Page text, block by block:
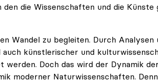
die Wissenschaften und die Künste
Wandel zu begleiten. Durch Analysen
künstlerischer und
werden. Doch das wird der Dynamik
moderner Naturwissenschaften.